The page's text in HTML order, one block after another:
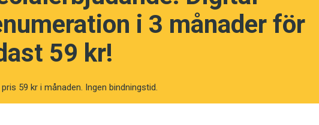
som den som i stället ofta sägerIochme
och skrift är flitiga användare av
tidigare forskning och de resultaten backas också upp i
också en koppling till andra negativa känslor som ångest,
i 3 månader för
59 kr!
59 kr i månaden. Ingen bindningstid.